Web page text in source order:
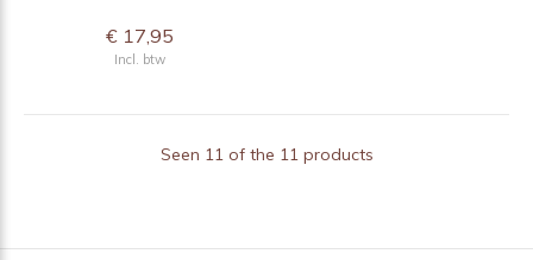
€ 17,95
Incl. btw
Seen 11 of the 11 products